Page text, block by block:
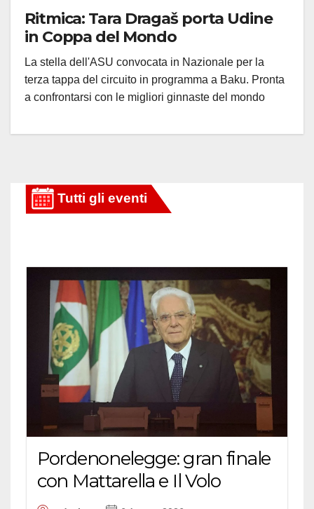
Ritmica: Tara Dragaš porta Udine
in Coppa del Mondo
La stella dell'ASU convocata in Nazionale per la
terza tappa del circuito in programma a Baku. Pronta
a confrontarsi con le migliori ginnaste del mondo
Pordenonelegge: gran finale
con Mattarella e Il Volo